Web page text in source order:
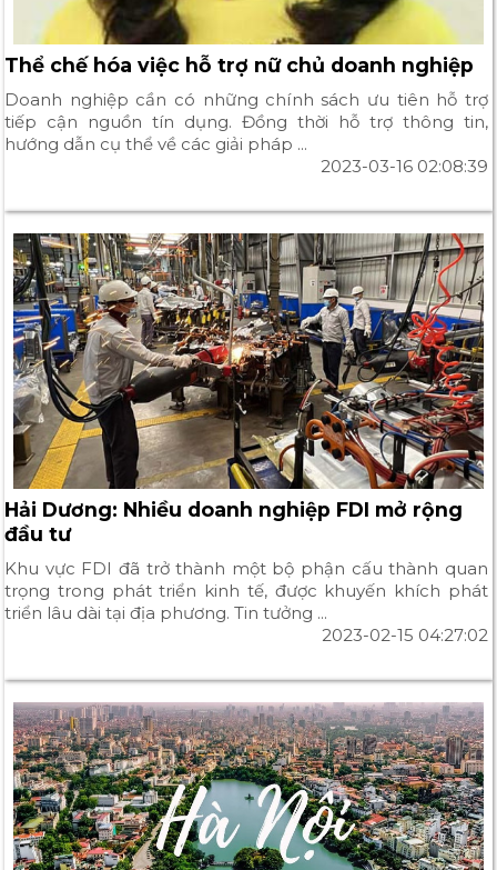
Thể chế hóa việc hỗ trợ nữ chủ doanh nghiệp
Doanh nghiệp cần có những chính sách ưu tiên hỗ trợ
tiếp cận nguồn tín dụng. Đồng thời hỗ trợ thông tin,
hướng dẫn cụ thể về các giải pháp ...
2023-03-16 02:08:39
Hải Dương: Nhiều doanh nghiệp FDI mở rộng
đầu tư
Khu vực FDI đã trở thành một bộ phận cấu thành quan
trọng trong phát triển kinh tế, được khuyến khích phát
triển lâu dài tại địa phương. Tin tưởng ...
2023-02-15 04:27:02